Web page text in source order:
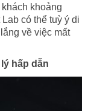
khách khoảng
có thể tuỳ ý di
về việc mất
hấp dẫn